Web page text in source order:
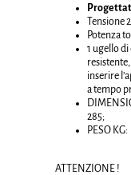
Tensione
Potenza
1 ugello
inserire
a tempo
285;
PESO
ATTENZIONE !